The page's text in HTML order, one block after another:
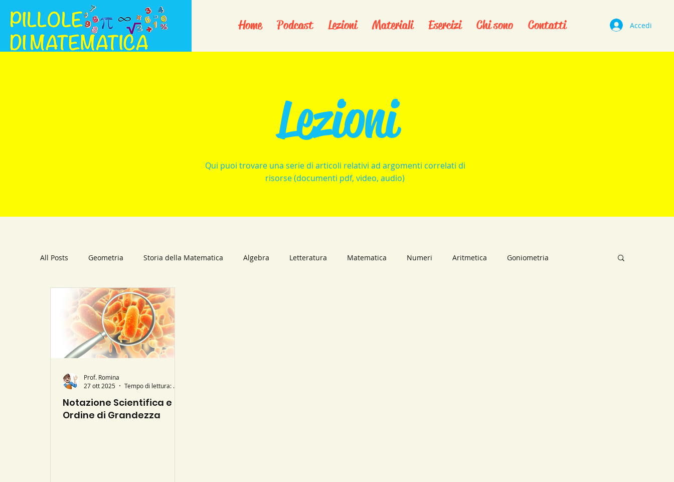
Home Podcast Lezioni Materiali Esercizi Chi sono Contatti Accedi
Lezioni
Qui puoi trovare una serie di articoli relativi ad argomenti correlati di
risorse (documenti pdf, video, audio)
All Posts Geometria Storia della Matematica Algebra Letteratura Matematica Numeri Aritmetica Goniometria
Trigonometria Applicazioni pratiche
Polinomi Statistica Schemi
Parabola Luoghi geometrici
Notazione Scientifica e
Ordine di Grandezza
Prof. Romina
27 ott 2025
Tempo di lettura: 0 min